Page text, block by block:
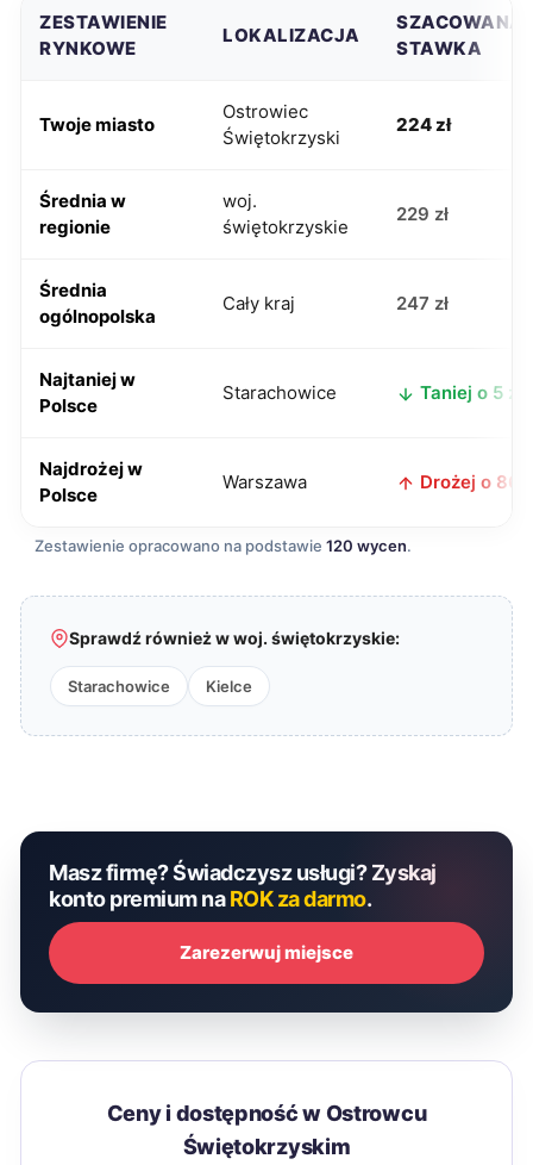
ZESTAWIENIE
RYNKOWE
LOKALIZACJA
SZACOWANA
STAWKA
Twoje miasto
Ostrowiec
Świętokrzyski
224 zł
Średnia w
regionie
woj.
świętokrzyskie
229 zł
Średnia
ogólnopolska
Cały kraj 247 zł
Najtaniej w
Polsce
Starachowice Taniej o 5 zł
Najdrożej w
Polsce
Warszawa Drożej o 86
Zestawienie opracowano na podstawie 120 wycen.
Sprawdź również w woj. świętokrzyskie:
Starachowice Kielce
Masz firmę? Świadczysz usługi? Zyskaj
konto premium naROK za darmo.
Zarezerwuj miejsce
Ceny i dostępność w Ostrowcu
Świętokrzyskim